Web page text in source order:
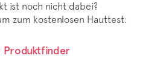
ist noch nicht dabei?
zum kostenlosen Hauttest:
Produktfinder